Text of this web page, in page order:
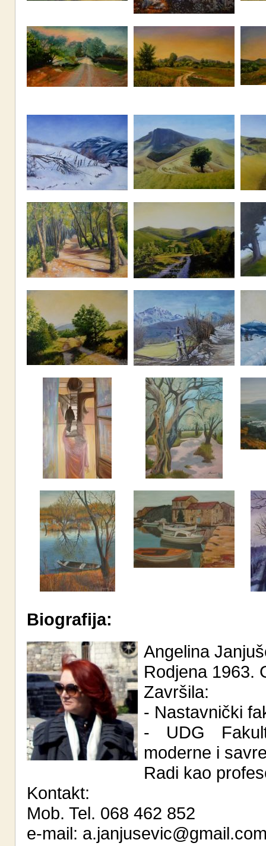
Biografija:
Angelina
Rodjena 1963.
Završila:
- Nastavnički
- UDG
moderne i
Radi kao
Kontakt:
Mob. Tel. 068 462 852
e-mail: